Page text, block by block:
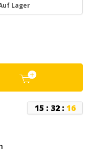
Lager
15 : 32: 16